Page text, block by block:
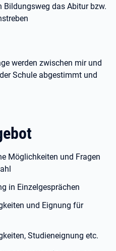
Bildungsweg das Abitur bzw.
werden zwischen mir und
Schule abgestimmt und
Möglichkeiten und Fragen
in Einzelgesprächen
und Eignung für
Studieneignung etc.